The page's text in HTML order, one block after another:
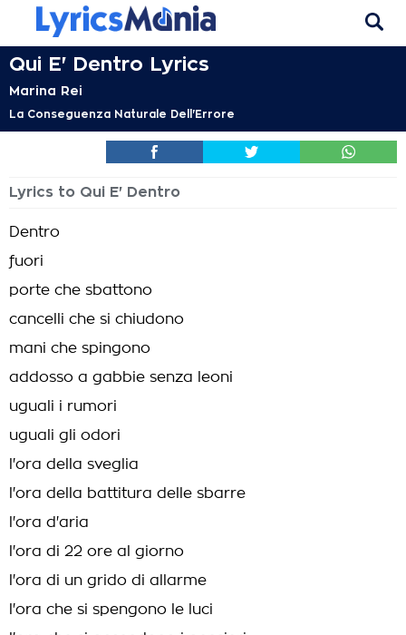
Qui E' Dentro Lyrics
Marina Rei
La Conseguenza Naturale Dell'Errore
Lyrics to Qui E' Dentro
Dentro
fuori
porte che sbattono
cancelli che si chiudono
mani che spingono
addosso a gabbie senza leoni
uguali i rumori
uguali gli odori
l'ora della sveglia
l'ora della battitura delle sbarre
l'ora d'aria
l'ora di 22 ore al giorno
l'ora di un grido di allarme
l'ora che si spengono le luci